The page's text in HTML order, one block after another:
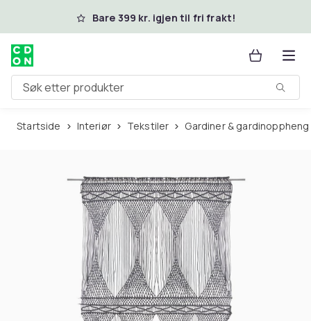
Hopp til hovedinnholdBare 399 kr. igjen til fri frakt!
Søk etter produkter
Startside Interiør Tekstiler Gardiner & gardinoppheng